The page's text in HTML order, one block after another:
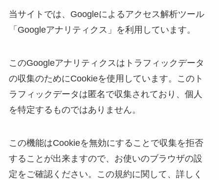
当サイトでは、Googleによるアクセス解析ツール
「Googleアナリティクス」を利用しています。
このGoogleアナリティクスはトラフィックデータ
の収集のためにCookieを使用しています。このト
ラフィックデータは匿名で収集されており、個人
を特定するものではありません。
この機能はCookieを無効にすることで収集を拒否
することが出来ますので、お使いのブラウザの設
定をご確認ください。この規約に関して、詳しく